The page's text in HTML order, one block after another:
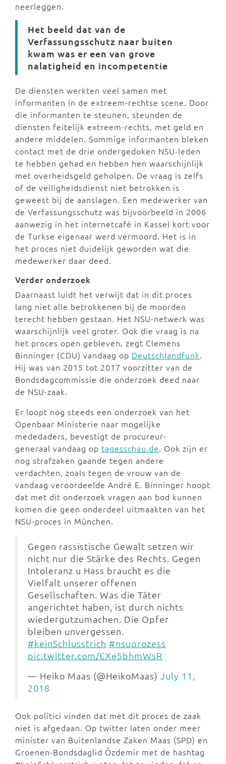
neerleggen.
Het beeld dat van de
Verfassungsschutz naar buiten
kwam was er een van grove
nalatigheid en incompetentie
De diensten werkten veel samen met
informanten in de extreem-rechtse scene. Door
die informanten te steunen, steunden de
diensten feitelijk extreem-rechts, met geld en
andere middelen. Sommige informanten bleken
contact met de drie ondergedoken NSU-leden
te hebben gehad en hebben hen waarschijnlijk
met overheidsgeld geholpen. De vraag is zelfs
of de veiligheidsdienst niet betrokken is
geweest bij de aanslagen. Een medewerker van
de Verfassungsschutz was bijvoorbeeld in 2006
aanwezig in het internetcafé in Kassel kort voor
de Turkse eigenaar werd vermoord. Het is in
het proces niet duidelijk geworden wat die
medewerker daar deed.
Verder onderzoek
Daarnaast luidt het verwijt dat in dit proces
lang niet alle betrokkenen bij de moorden
terecht hebben gestaan. Het NSU-netwerk was
waarschijnlijk veel groter. Ook die vraag is na
het proces open gebleven, zegt Clemens
Binninger (CDU) vandaag op Deutschlandfunk.
Hij was van 2015 tot 2017 voorzitter van de
Bondsdagcommissie die onderzoek deed naar
de NSU-zaak.
Er loopt nog steeds een onderzoek van het
Openbaar Ministerie naar mogelijke
mededaders, bevestigt de procureur-
generaal vandaag op tagesschau.de. Ook zijn er
nog strafzaken gaande tegen andere
verdachten, zoals tegen de vrouw van de
vandaag veroordeelde André E. Binninger hoopt
dat met dit onderzoek vragen aan bod kunnen
komen die geen onderdeel uitmaakten van het
NSU-proces in München.
Gegen rassistische Gewalt setzen wir
nicht nur die Stärke des Rechts. Gegen
Intoleranz u Hass braucht es die
Vielfalt unserer offenen
Gesellschaften. Was die Täter
angerichtet haben, ist durch nichts
wiedergutzumachen. Die Opfer
bleiben unvergessen.
#keinSchlusstrich #nsuprozess
pic.twitter.com/CXe5bhmWsR
— Heiko Maas (@HeikoMaas) July 11,
2018
Ook politici vinden dat met dit proces de zaak
niet is afgedaan. Op twitter laten onder meer
minister van Buitenlandse Zaken Maas (SPD) en
Groenen-Bondsdaglid Özdemir met de hashtag